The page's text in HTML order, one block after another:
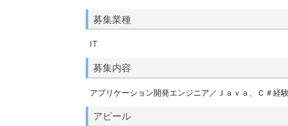
募集業種
IT
募集内容
アプリケーション開発エンジニア／Ｊａｖａ、Ｃ＃経
アピール